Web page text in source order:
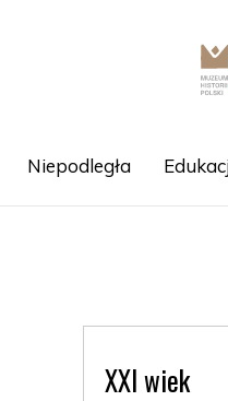
Niepodległa
XXI wiek